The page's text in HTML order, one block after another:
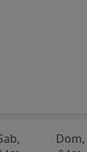
Dom,